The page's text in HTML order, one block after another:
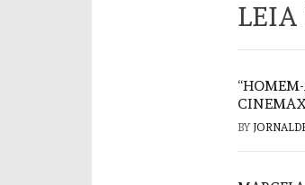
LEIA
BY